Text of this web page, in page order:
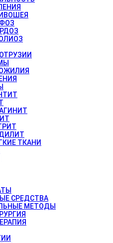
ТКАНИ
СРЕДСТВА
МЕТОДЫ